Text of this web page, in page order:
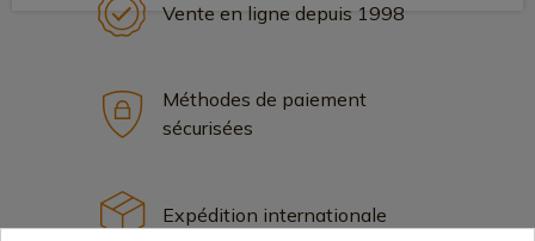
Vente en ligne depuis 1998
Méthodes de paiement
sécurisées
Expédition internationale